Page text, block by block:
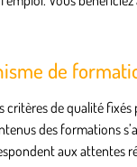
de
de qualité
des formations
aux attentes